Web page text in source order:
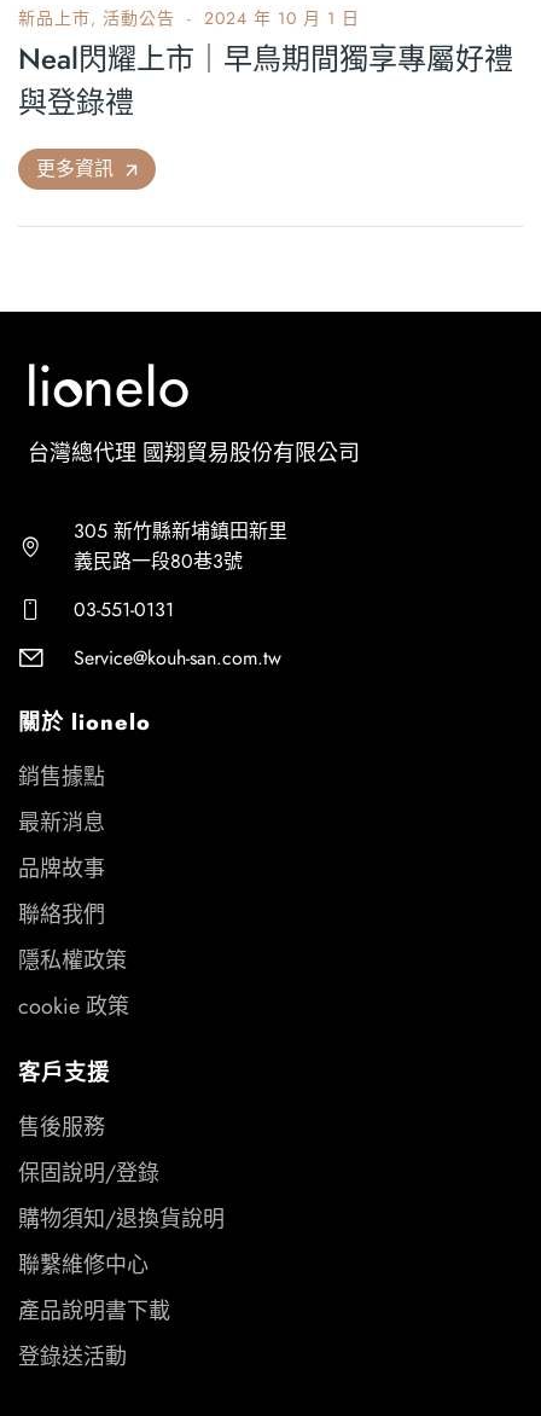
新品上市, 活動公告 2024 年 10 月 1 日
Neal閃耀上市｜早鳥期間獨享專屬好禮
與登錄禮
更多資訊
台灣總代理 國翔貿易股份有限公司
305 新竹縣新埔鎮田新里
義民路一段80巷3號
03-551-0131
Service@kouh-san.com.tw
關於 lionelo
銷售據點
最新消息
品牌故事
聯絡我們
隱私權政策
cookie 政策
客戶支援
售後服務
保固說明/登錄
購物須知/退換貨說明
聯繫維修中心
產品說明書下載
登錄送活動